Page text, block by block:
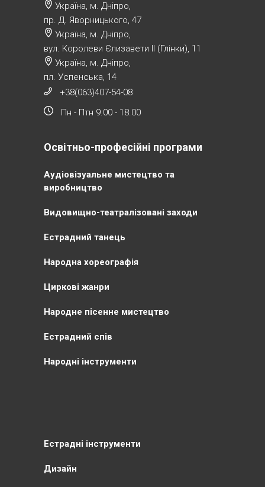
Україна, м. Дніпро,
пр. Д. Яворницького, 47
Україна, м. Дніпро,
вул. Королеви Єлизавети ІІ (Глінки), 11
Україна, м. Дніпро,
пл. Успенська, 14
+38(063)407-54-08
Пн - Птн 9.00 - 18.00
Освітньо-професійні програми
Аудіовізуальне мистецтво та
виробництво
Видовищно-театралізовані заходи
Естрадний танець
Народна хореографія
Циркові жанри
Народне пісенне мистецтво
Естрадний спів
Народні інструменти
Естрадні інструменти
Дизайн